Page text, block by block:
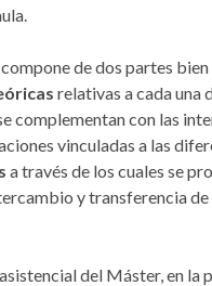
compone de dos partes
relativas a cada una
complementan con las
vinculadas a las
a través de los cuales se
y transferencia
del Máster, en la